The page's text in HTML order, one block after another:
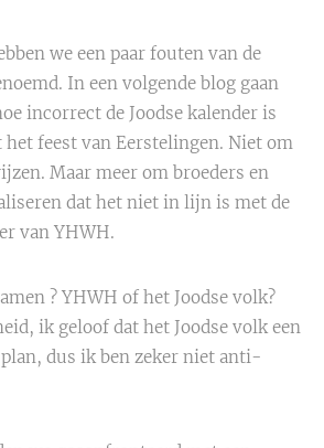
we een paar fouten van de
In een volgende blog gaan
incorrect de Joodse kalender is
feest van Eerstelingen. Niet om
Maar meer om broeders en
dat het niet in lijn is met de
van YHWH.
? YHWH of het Joodse volk?
ik geloof dat het Joodse volk een
dus ik ben zeker niet anti-